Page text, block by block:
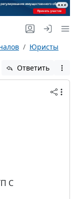
Юристы
Ответить
С